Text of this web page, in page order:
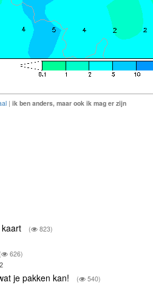
| ik ben anders, maar ook ik mag er zijn
( 823)
( 626)
je pakken kan! ( 540)